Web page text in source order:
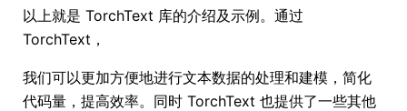
以上就是 TorchText 库的介绍及示例。通过
TorchText，
我们可以更加方便地进行文本数据的处理和建模，简化
代码量，提高效率。同时 TorchText 也提供了一些其他